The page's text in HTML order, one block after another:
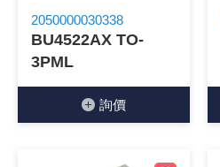
2050000030338
BU4522AX TO-
3PML
詢價